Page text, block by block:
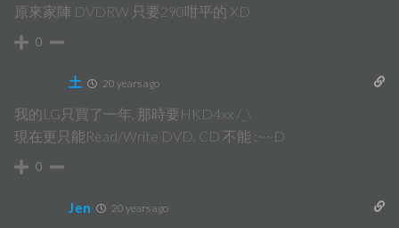
原來家陣 DVDRW 只要290咁平的 XD
0
土 20 years ago
我的LG只買了一年, 那時要HKD4xx /_\
現在更只能Read/Write DVD, CD 不能 :~~D
0
Jen 20 years ago